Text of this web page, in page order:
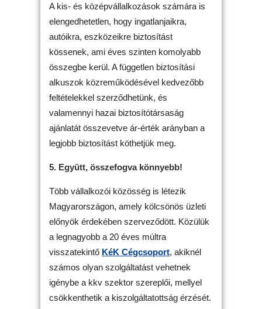
A kis- és középvállalkozások számára is
elengedhetetlen, hogy ingatlanjaikra,
autóikra, eszközeikre biztosítást
kössenek, ami éves szinten komolyabb
összegbe kerül. A független biztosítási
alkuszok közreműködésével kedvezőbb
feltételekkel szerződhetünk, és
valamennyi hazai biztosítótársaság
ajánlatát összevetve ár-érték arányban a
legjobb biztosítást köthetjük meg.
5. Együtt, összefogva könnyebb!
Több vállalkozói közösség is létezik
Magyarországon, amely kölcsönös üzleti
előnyök érdekében szerveződött. Közülük
a legnagyobb a 20 éves múltra
visszatekintő KéK Cégcsoport, akiknél
számos olyan szolgáltatást vehetnek
igénybe a kkv szektor szereplői, mellyel
csökkenthetik a kiszolgáltatottság érzését.